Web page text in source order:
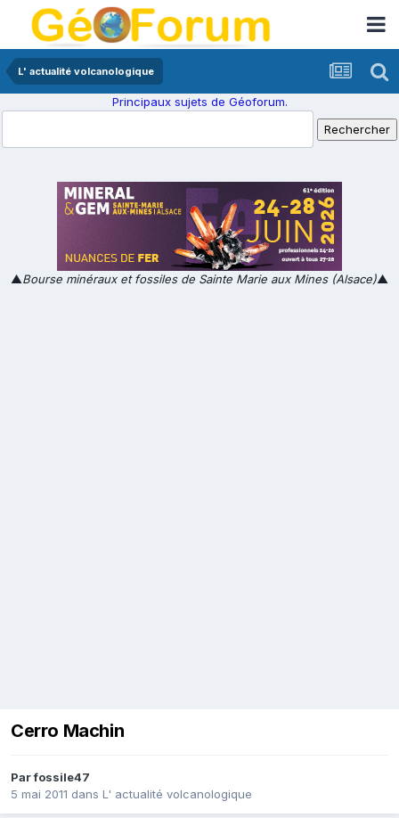
L' actualité volcanologique
Principaux sujets de Géoforum.
▲Bourse minéraux et fossiles de Sainte Marie aux Mines (Alsace)▲
Cerro Machin
Parfossile47
5 mai 2011 dans L' actualité volcanologique